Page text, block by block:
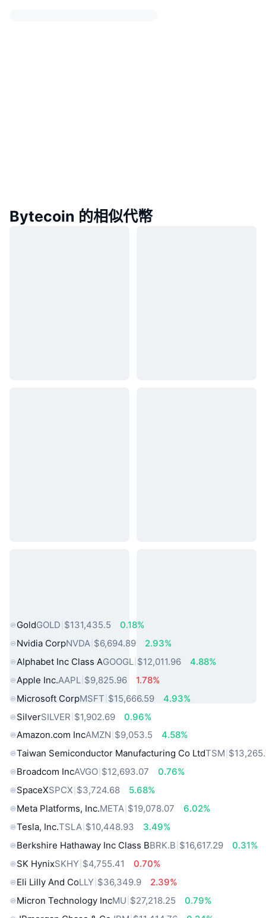
Bytecoin 的相似代幣
GoldGOLD $131,435.5
0.18%
Nvidia CorpNVDA $6,694.89
2.93%
Alphabet Inc Class AGOOGL $12,011.96
4.88%
Apple Inc.AAPL $9,825.96
1.78%
Microsoft CorpMSFT $15,666.59
4.93%
SilverSILVER $1,902.69
0.96%
Amazon.com IncAMZN $9,053.5
4.58%
Taiwan Semiconductor Manufacturing Co LtdTSM
Broadcom IncAVGO $12,693.07
0.76%
SpaceXSPCX $3,724.68
5.68%
Meta Platforms, Inc.META $19,078.07
6.02%
Tesla, Inc.TSLA $10,448.93
3.49%
Berkshire Hathaway Inc Class BBRK.B $16,617.29
0.31%
SK HynixSKHY $4,755.41
0.70%
Eli Lilly And CoLLY $36,349.9
2.39%
Micron Technology IncMU $27,218.25
0.79%